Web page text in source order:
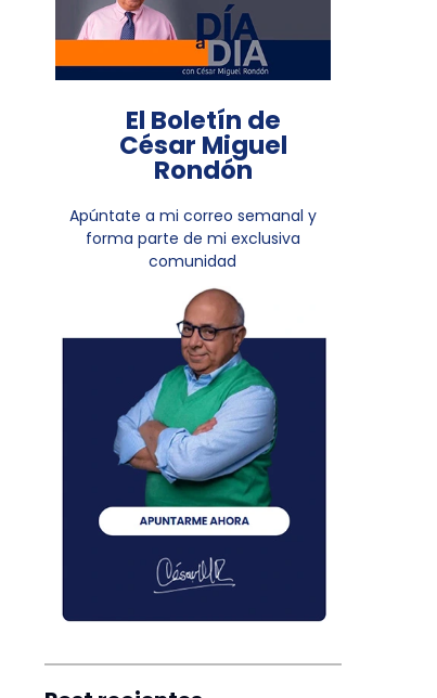
El Boletín de
César Miguel
Rondón
Apúntate a mi correo semanal y
forma parte de mi exclusiva
comunidad